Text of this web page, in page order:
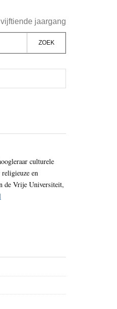
vijftiende jaargang
culturele
en
de Vrije Universiteit,